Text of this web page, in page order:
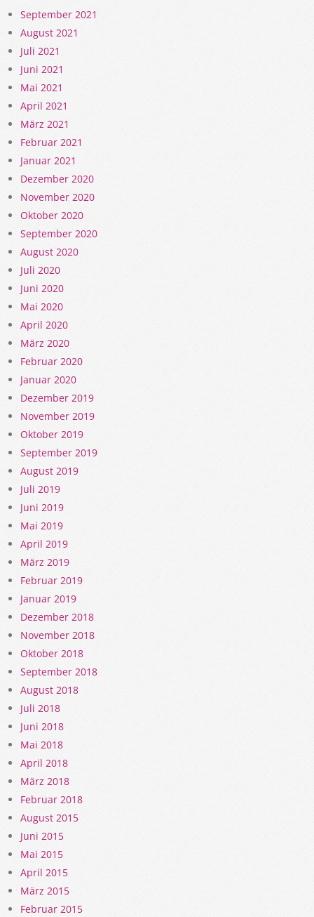
September 2021
August 2021
Juli 2021
Juni 2021
Mai 2021
April 2021
März 2021
Februar 2021
Januar 2021
Dezember 2020
November 2020
Oktober 2020
September 2020
August 2020
Juli 2020
Juni 2020
Mai 2020
April 2020
März 2020
Februar 2020
Januar 2020
Dezember 2019
November 2019
Oktober 2019
September 2019
August 2019
Juli 2019
Juni 2019
Mai 2019
April 2019
März 2019
Februar 2019
Januar 2019
Dezember 2018
November 2018
Oktober 2018
September 2018
August 2018
Juli 2018
Juni 2018
Mai 2018
April 2018
März 2018
Februar 2018
August 2015
Juni 2015
Mai 2015
April 2015
März 2015
Februar 2015